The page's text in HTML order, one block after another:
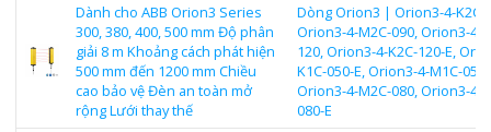
Dành cho ABB Orion3 Series
300, 380, 400, 500 mm Độ phân
giải 8 m Khoảng cách phát hiện
500 mm đến 1200 mm Chiều
cao bảo vệ Đèn an toàn mở
rộng Lưới thay thế
Dòng Orion3 | Orion3-4-K2C-
Orion3-4-M2C-090, Orion3-4-
120, Orion3-4-K2C-120-E,
K1C-050-E, Orion3-4-M1C-050,
Orion3-4-M2C-080, Orion3-4-
080-E